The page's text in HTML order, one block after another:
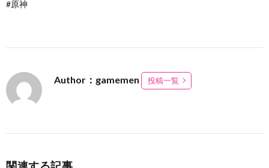
#原神
Author：gamemen 投稿一覧
関連する記事